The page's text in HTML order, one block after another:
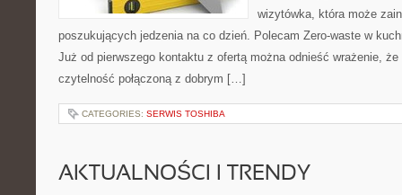
wizytówka, która może
poszukujących jedzenia na co dzień. Polecam Zero-waste w
Już od pierwszego kontaktu z ofertą można odnieść wrażenie,
czytelność połączoną z dobrym […]
CATEGORIES: SERWIS TOSHIBA
AKTUALNOŚCI I TRENDY